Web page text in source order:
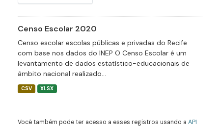
Censo Escolar 2020
Censo escolar escolas públicas e privadas do Recife
com base nos dados do INEP O Censo Escolar é um
levantamento de dados estatístico-educacionais de
âmbito nacional realizado...
CSV XLSX
Você também pode ter acesso a esses registros usando a API